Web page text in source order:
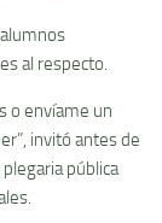
al respecto.
o envíame un
invitó antes de
pública